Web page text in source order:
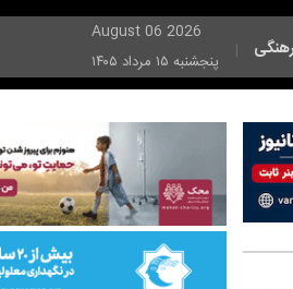
|
August 06 2026
پنجشنبه ۱۵ مرداد ۱۴۰۵